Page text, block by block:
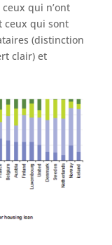
qui n’ont
ceux qui sont
(distinction
clair) et